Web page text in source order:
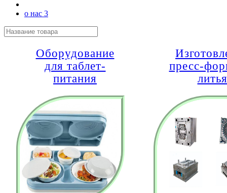
о нас 3
Оборудование
для таблет-
питания
пресс-
литья